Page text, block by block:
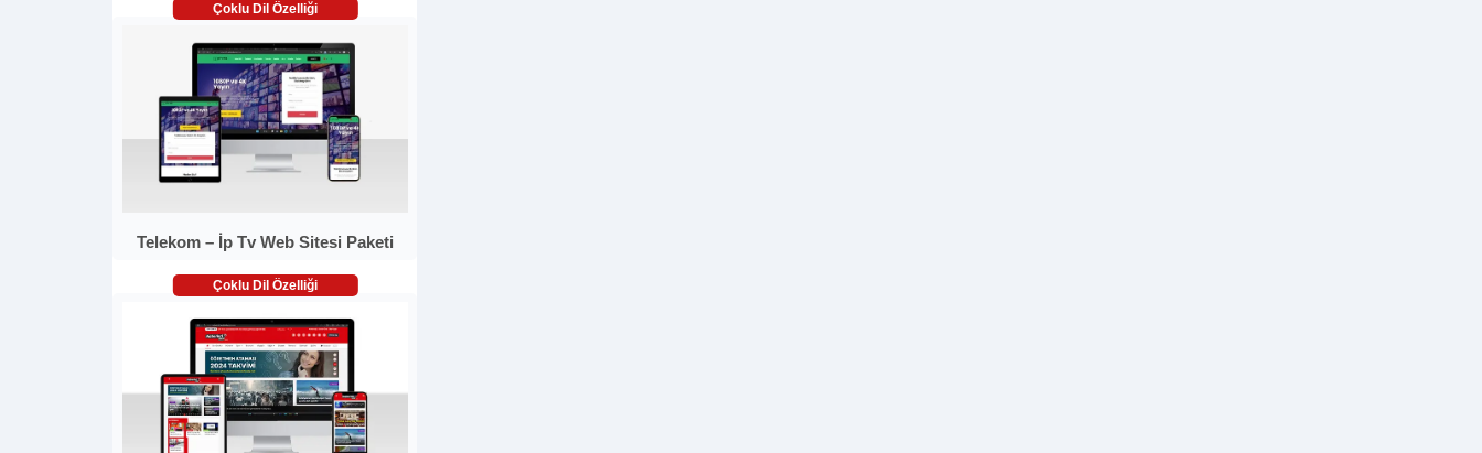
Çoklu Dil Özelliği
Telekom – İp Tv Web Sitesi Paketi
Çoklu Dil Özelliği